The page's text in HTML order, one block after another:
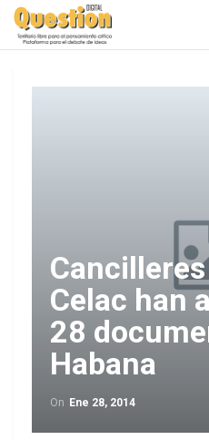
Celac han
28
Habana
On Ene 28, 2014